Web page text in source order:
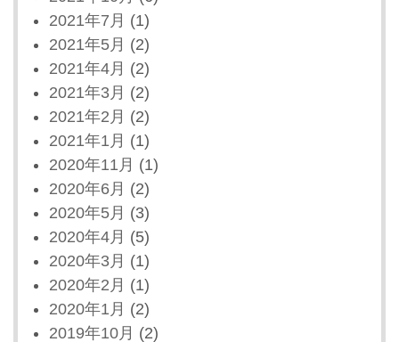
2021年7月 (1)
2021年5月 (2)
2021年4月 (2)
2021年3月 (2)
2021年2月 (2)
2021年1月 (1)
2020年11月 (1)
2020年6月 (2)
2020年5月 (3)
2020年4月 (5)
2020年3月 (1)
2020年2月 (1)
2020年1月 (2)
2019年10月 (2)